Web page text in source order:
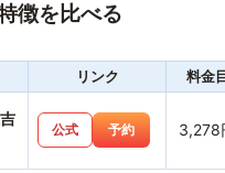
徴を比べる
リンク 料金
公式 予約 3,278